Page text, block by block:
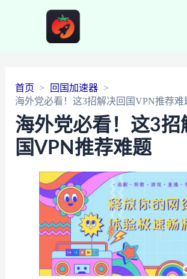
首页
回国加速器
海外党必看！这3招解决回国VPN推荐难
海外党必看！这3招
国VPN推荐难题